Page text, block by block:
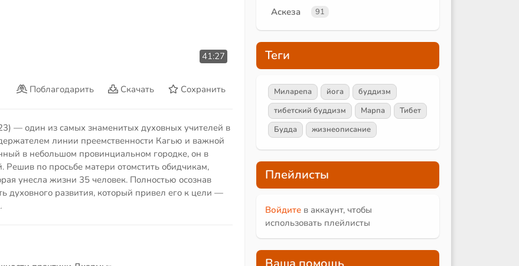
41:27
Поблагодарить Скачать Сохранить
— один из самых знаменитых духовных учителей в
линии преемственности Кагью и важной
в небольшом провинциальном городке, он в
Решив по просьбе матери отомстить обидчикам,
унесла жизни 35 человек. Полностью осознав
духовного развития, который привел его к цели —
Аскеза 91
Теги
Миларепа йога
буддизм
тибетский буддизм
Марпа
Тибет
Будда
жизнеописание
Плейлисты
Войдите в аккаунт, чтобы
использовать плейлисты